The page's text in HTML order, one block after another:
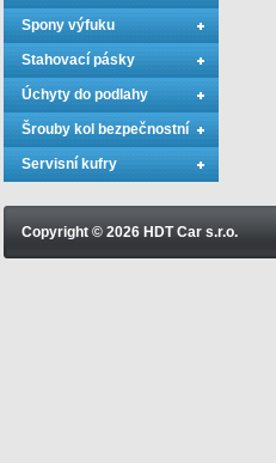
Spony výfuku
Stahovací pásky
Úchyty do podlahy
Šrouby kol bezpečnostní
Servisní kufry
Copyright © 2026 HDT Car s.r.o.